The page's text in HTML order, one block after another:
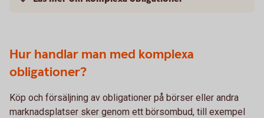
Hur handlar man med komplexa
obligationer?
Köp och försäljning av obligationer på börser eller andra
marknadsplatser sker genom ett börsombud, till exempel